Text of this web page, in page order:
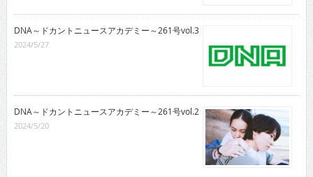
DNA～ドカントニュースアカデミー～261号vol.3
2024/5/27
DNA～ドカントニュースアカデミー～261号vol.2
2024/5/20